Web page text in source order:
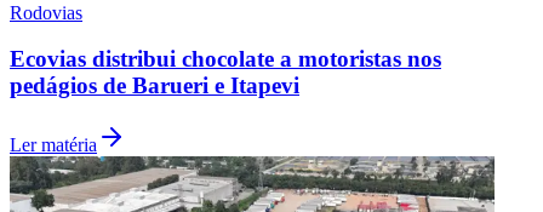
Rodovias
Ecovias distribui chocolate a motoristas nos
pedágios de Barueri e Itapevi
Ler matéria